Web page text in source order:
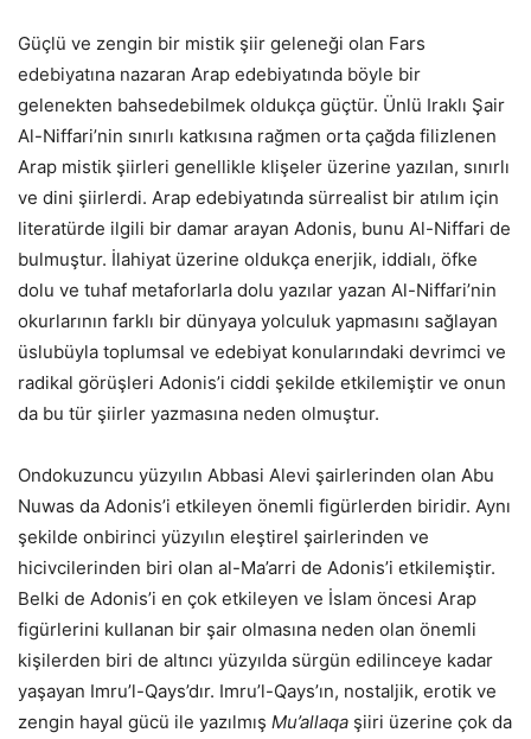
Güçlü ve zengin bir mistik şiir geleneği olan Fars
edebiyatına nazaran Arap edebiyatında böyle bir
gelenekten bahsedebilmek oldukça güçtür. Ünlü Iraklı Şair
Al-Niffari’nin sınırlı katkısına rağmen orta çağda filizlenen
Arap mistik şiirleri genellikle klişeler üzerine yazılan, sınırlı
ve dini şiirlerdi. Arap edebiyatında sürrealist bir atılım için
literatürde ilgili bir damar arayan Adonis, bunu Al-Niffari de
bulmuştur. İlahiyat üzerine oldukça enerjik, iddialı, öfke
dolu ve tuhaf metaforlarla dolu yazılar yazan Al-Niffari’nin
okurlarının farklı bir dünyaya yolculuk yapmasını sağlayan
üslubüyla toplumsal ve edebiyat konularındaki devrimci ve
radikal görüşleri Adonis’i ciddi şekilde etkilemiştir ve onun
da bu tür şiirler yazmasına neden olmuştur.
Ondokuzuncu yüzyılın Abbasi Alevi şairlerinden olan Abu
Nuwas da Adonis’i etkileyen önemli figürlerden biridir. Aynı
şekilde onbirinci yüzyılın eleştirel şairlerinden ve
hicivcilerinden biri olan al-Ma’arri de Adonis’i etkilemiştir.
Belki de Adonis’i en çok etkileyen ve İslam öncesi Arap
figürlerini kullanan bir şair olmasına neden olan önemli
kişilerden biri de altıncı yüzyılda sürgün edilinceye kadar
yaşayan Imru’l-Qays’dır. Imru’l-Qays’ın, nostaljik, erotik ve
zengin hayal gücü ile yazılmış Mu’allaqa şiiri üzerine çok da